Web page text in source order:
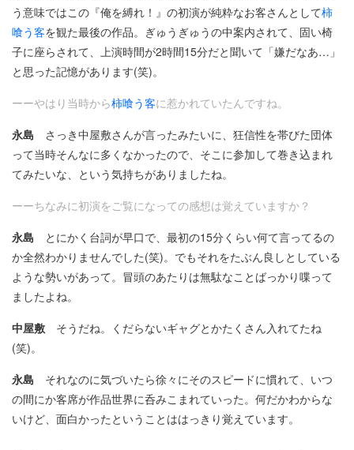
う意味ではこの『俺を縛れ！』の初演が純粋なお客さんとして柿
喰う客を観た最後の作品。ぎゅうぎゅうの中案内されて、固い椅
子に座らされて、上演時間が2時間15分だと聞いて「嫌だなあ…」
と思った記憶があります(笑)。
ーーやはり当時から柿喰う客に惹かれていたんですね。
永島 さっき中屋敷さんが言ったみたいに、狂信性を帯びた団体
って当時そんなに多くなかったので、そこに参加して巻き込まれ
てみたいな、という気持ちがありましたね。
ーーちなみに初演をご覧になっての感想は覚えていますか？
永島 とにかく台詞が早口で、最初の15分くらい何て言ってるの
か全然わかりませんでした(笑)。でもそれをたぶん良しとしている
ような勢いがあって。冒頭のあたりは無駄なことばっかり喋って
ましたよね。
中屋敷 そうだね。くだらないギャグとかたくさん入れてたね
(笑)。
永島 それなのに気づいたら徐々にそのスピードに慣れて、いつ
の間にか客席が作品世界に呑みこまれていった。何だかわからな
いけど、面白かったということははっきり覚えています。